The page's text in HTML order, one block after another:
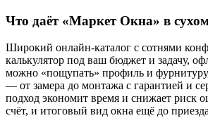
Что даёт «Маркет Окна» в
Широкий онлайн-каталог с сотнями
калькулятор под ваш бюджет и задачу,
можно «пощупать» профиль и
— от замера до монтажа с гарантией и
подход экономит время и снижает риск
счёт, и итоговый вид окна ещё до